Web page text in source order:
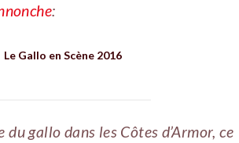
:
Le Gallo en Scène 2016
du gallo dans les Côtes d’Armor, ce